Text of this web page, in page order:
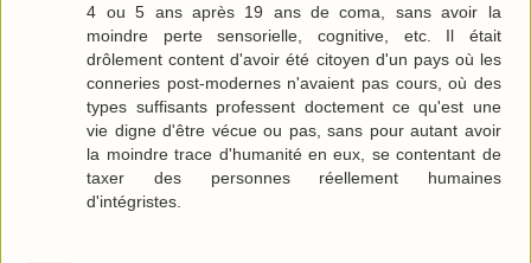
4 ou 5 ans après 19 ans de coma, sans avoir la
moindre perte sensorielle, cognitive, etc. Il était
drôlement content d'avoir été citoyen d'un pays où les
conneries post-modernes n'avaient pas cours, où des
types suffisants professent doctement ce qu'est une
vie digne d'être vécue ou pas, sans pour autant avoir
la moindre trace d'humanité en eux, se contentant de
taxer des personnes réellement humaines
d'intégristes.